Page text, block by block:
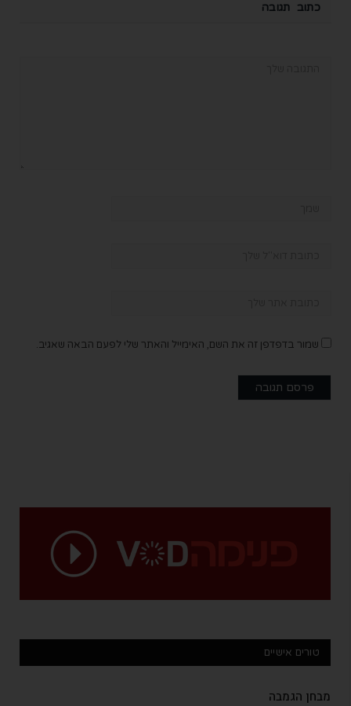
כתוב תגובה
שמור בדפדפן זה את השם, האימייל והאתר שלי לפעם הבאה שאגיב.
טורים אישיים
מבחן הגמבה